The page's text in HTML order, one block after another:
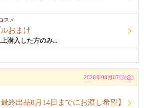
スメ
おまけ
購入した方のみ...
2026年08月07日(金)
終出品8月14日までにお渡し希望】